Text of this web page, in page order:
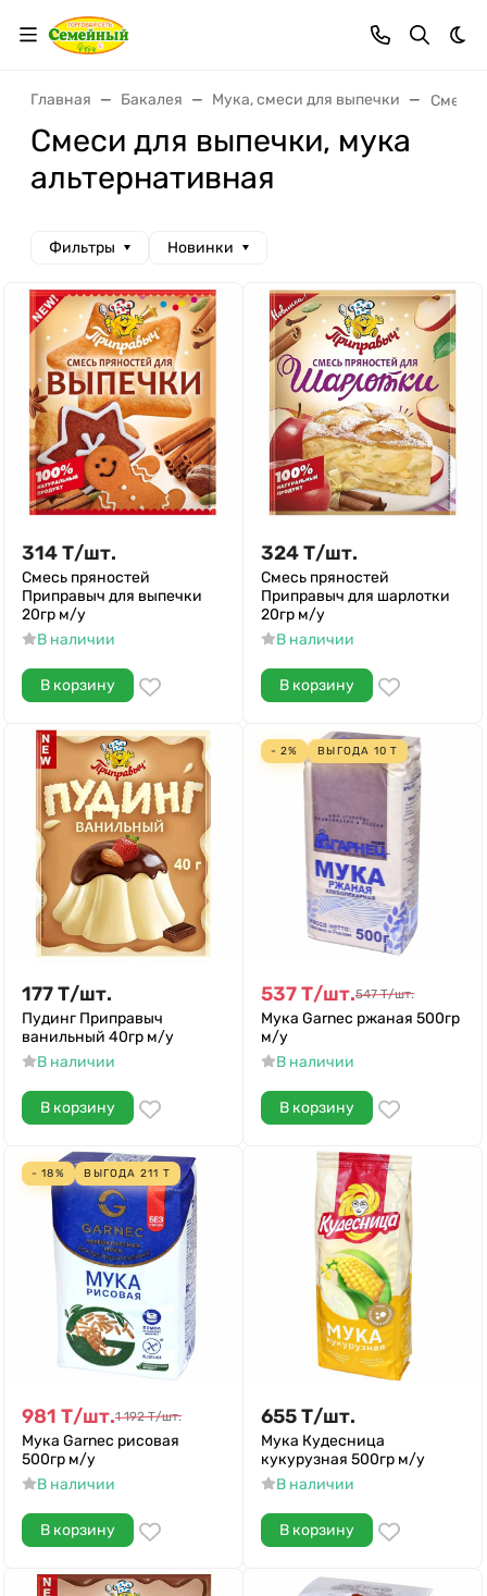
Главная Бакалея Мука, смеси для выпечки Смеси
Смеси для выпечки, мука
альтернативная
Фильтры Новинки
314Т/шт.
Смесь пряностей
Приправыч для выпечки
20гр м/у
В наличии
В корзину
324Т/шт.
Смесь пряностей
Приправыч для шарлотки
20гр м/у
В наличии
В корзину
177Т/шт.
Пудинг Приправыч
ванильный 40гр м/у
В наличии
В корзину
- 2% ВЫГОДА 10 Т
537Т/шт.547 Т/шт.
Мука Garnec ржаная 500гр
м/у
В наличии
В корзину
- 18% ВЫГОДА 211 Т
981 Т/шт.1 192 Т/шт.
Мука Garnec рисовая
500гр м/у
В наличии
В корзину
655Т/шт.
Мука Кудесница
кукурузная 500гр м/у
В наличии
В корзину